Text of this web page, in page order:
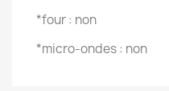
*four : non
*micro-ondes : non